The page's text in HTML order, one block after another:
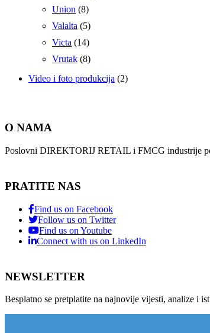
Union (8)
Valalta (5)
Victa (14)
Vrutak (8)
Video i foto produkcija (2)
O NAMA
Poslovni DIREKTORIJ RETAIL i FMCG industrije
PRATITE NAS
Find us on Facebook
Follow us on Twitter
Find us on Youtube
Connect with us on LinkedIn
NEWSLETTER
Besplatno se pretplatite na najnovije vijesti, analize i